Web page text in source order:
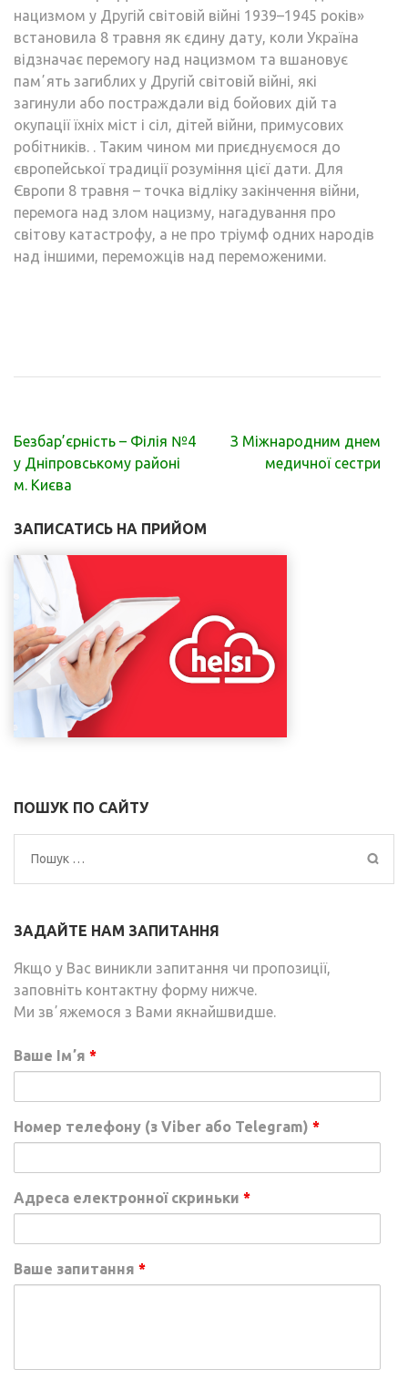
нацизмом у Другій світовій війні 1939–1945 років»
встановила 8 травня як єдину дату, коли Україна
відзначає перемогу над нацизмом та вшановує
памʼять загиблих у Другій світовій війні, які
загинули або постраждали від бойових дій та
окупації їхніх міст і сіл, дітей війни, примусових
робітників. . Таким чином ми приєднуємося до
європейської традиції розуміння цієї дати. Для
Європи 8 травня – точка відліку закінчення війни,
перемога над злом нацизму, нагадування про
світову катастрофу, а не про тріумф одних народів
над іншими, переможців над переможеними.
Навігація
записів
Безбар’єрність – Філія №4
у Дніпровському районі
м. Києва
З Міжнародним днем
медичної сестри
ЗАПИСАТИСЬ НА ПРИЙОМ
ПОШУК ПО САЙТУ
Пошук:
ЗАДАЙТЕ НАМ ЗАПИТАННЯ
Якщо у Вас виникли запитання чи пропозиції,
заповніть контактну форму нижче.
Ми звʼяжемося з Вами якнайшвидше.
Ваше Імʼя *
Номер телефону (з Viber або Telegram) *
Адреса електронної скриньки *
Ваше запитання *